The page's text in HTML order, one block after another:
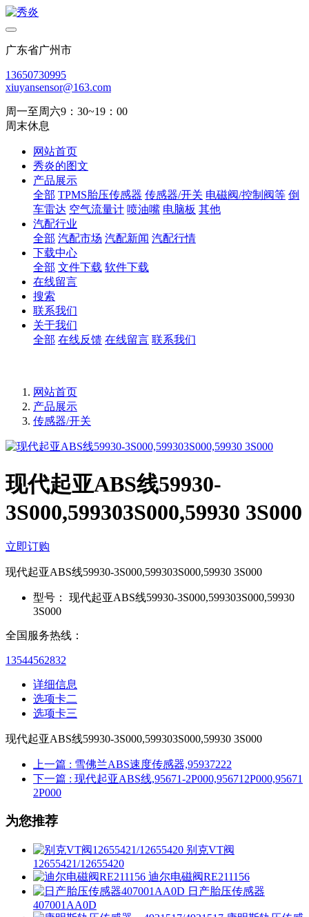
广东省广州市
13650730995
xiuyansensor@163.com
周一至周六9：30~19：00
周末休息
网站首页
秀炎的图文
产品展示
全部 TPMS胎压传感器 传感器/开关 电磁阀/控制阀等 倒
车雷达 空气流量计 喷油嘴 电脑板 其他
汽配行业
全部 汽配市场 汽配新闻 汽配行情
下载中心
全部 文件下载 软件下载
在线留言
搜索
联系我们
关于我们
全部 在线反馈 在线留言 联系我们
网站首页
产品展示
传感器/开关
现代起亚ABS线59930-
3S000,599303S000,59930 3S000
立即订购
现代起亚ABS线59930-3S000,599303S000,59930 3S000
型号：
现代起亚ABS线59930-3S000,599303S000,59930
3S000
全国服务热线：
13544562832
详细信息
选项卡二
选项卡三
现代起亚ABS线59930-3S000,599303S000,59930 3S000
上一篇 : 雪佛兰ABS速度传感器,95937222
下一篇 : 现代起亚ABS线,95671-2P000,956712P000,95671
2P000
为您推荐
别克VT阀
12655421/12655420
迪尔电磁阀RE211156
日产胎压传感器
407001AA0D